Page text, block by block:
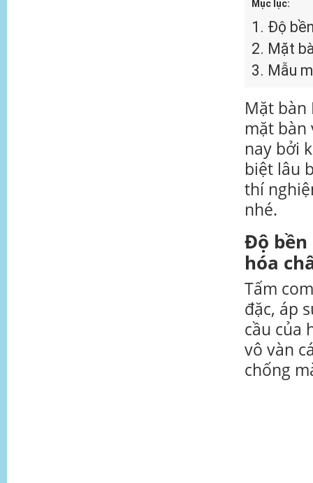
Mục lục:
1. Độ
2. Mặt
3. Mẫu
Mặt bàn
mặt
nay bởi
biệt lâu
thí
nhé.
Độ bền
hóa
Tấm
đặc, áp
cầu của
vô vàn
chống